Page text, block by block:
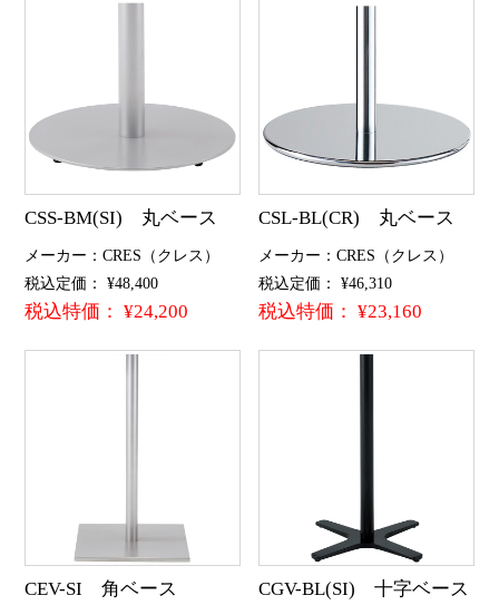
CSS-BM(SI) 丸ベース
メーカー：CRES（クレス）
税込定価： ¥48,400
税込特価： ¥24,200
CSL-BL(CR) 丸ベース
メーカー：CRES（クレス）
税込定価： ¥46,310
税込特価： ¥23,160
CEV-SI 角ベース CGV-BL(SI) 十字ベース